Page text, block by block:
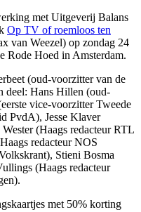
met Uitgeverij Balans
Op TV of roemloos ten
van Weezel) op zondag 24
Rode Hoed in Amsterdam.
(oud-voorzitter van de
deel: Hans Hillen (oud-
vice-voorzitter Tweede
PvdA), Jesse Klaver
(Haags redacteur RTL
redacteur NOS
Stieni Bosma
(Haags redacteur
met 50% korting